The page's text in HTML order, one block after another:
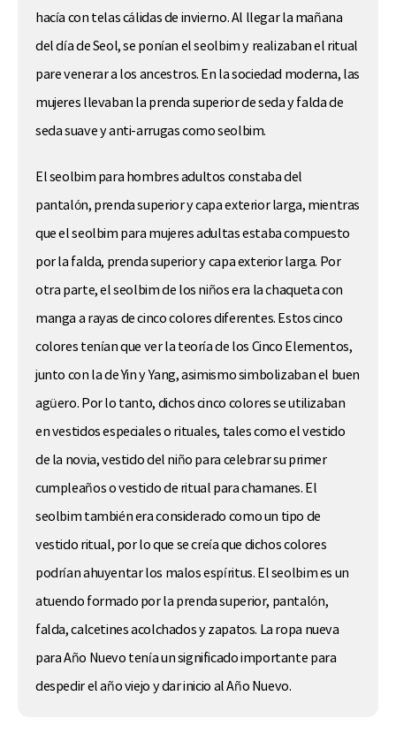
hacía con telas cálidas de invierno. Al llegar la mañana
del día de Seol, se ponían el seolbim y realizaban el ritual
pare venerar a los ancestros. En la sociedad moderna, las
mujeres llevaban la prenda superior de seda y falda de
seda suave y anti-arrugas como seolbim.
El seolbim para hombres adultos constaba del
pantalón, prenda superior y capa exterior larga, mientras
que el seolbim para mujeres adultas estaba compuesto
por la falda, prenda superior y capa exterior larga. Por
otra parte, el seolbim de los niños era la chaqueta con
manga a rayas de cinco colores diferentes. Estos cinco
colores tenían que ver la teoría de los Cinco Elementos,
junto con la de Yin y Yang, asimismo simbolizaban el buen
agüero. Por lo tanto, dichos cinco colores se utilizaban
en vestidos especiales o rituales, tales como el vestido
de la novia, vestido del niño para celebrar su primer
cumpleaños o vestido de ritual para chamanes. El
seolbim también era considerado como un tipo de
vestido ritual, por lo que se creía que dichos colores
podrían ahuyentar los malos espíritus. El seolbim es un
atuendo formado por la prenda superior, pantalón,
falda, calcetines acolchados y zapatos. La ropa nueva
para Año Nuevo tenía un significado importante para
despedir el año viejo y dar inicio al Año Nuevo.